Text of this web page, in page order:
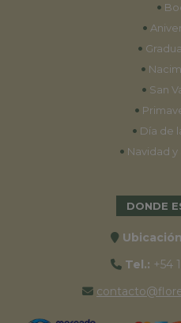
•
•
•
•
• San
•
• Día de
• Navidad
DONDE
Tel.: +54